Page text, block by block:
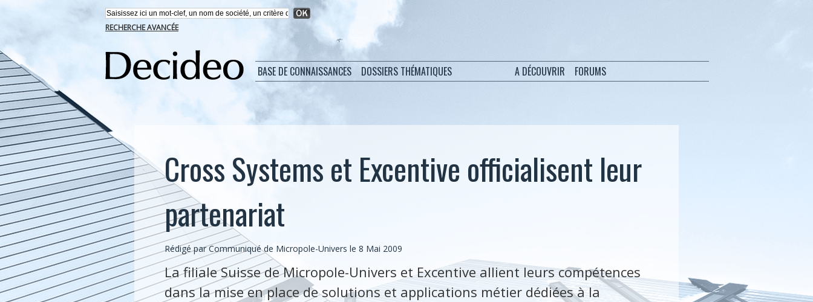
RECHERCHE AVANCÉE
BASE DE CONNAISSANCES DOSSIERS THÉMATIQUES A DÉCOUVRIR FORUMS
Cross Systems et Excentive officialisent leur
partenariat
Rédigé par Communiqué de Micropole-Univers le 8 Mai 2009
La filiale Suisse de Micropole-Univers et Excentive allient leurs compétences
dans la mise en place de solutions et applications métier dédiées à la